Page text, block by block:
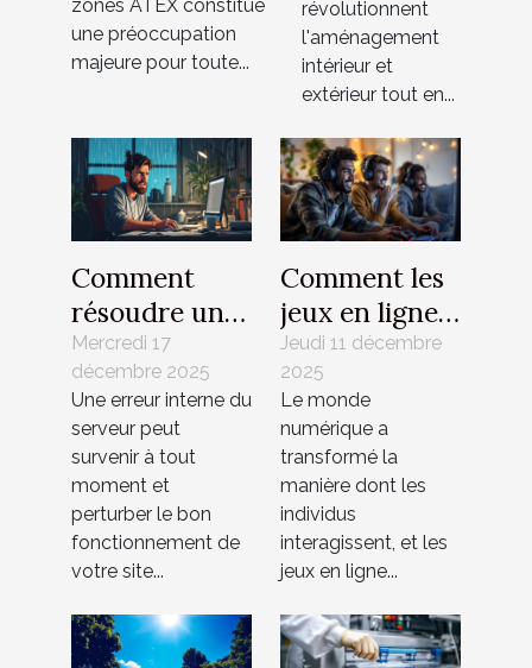
zones ATEX constitue
une préoccupation
majeure pour toute...
révolutionnent
l'aménagement
intérieur et
extérieur tout en...
Comment
résoudre une
erreur interne
du serveur
sur votre site
web ?
Mercredi 17
décembre 2025
Une erreur interne du
serveur peut
survenir à tout
moment et
perturber le bon
fonctionnement de
votre site...
Comment les
jeux en ligne
influencent-
ils les
interactions
sociales ?
Jeudi 11 décembre
2025
Le monde
numérique a
transformé la
manière dont les
individus
interagissent, et les
jeux en ligne...